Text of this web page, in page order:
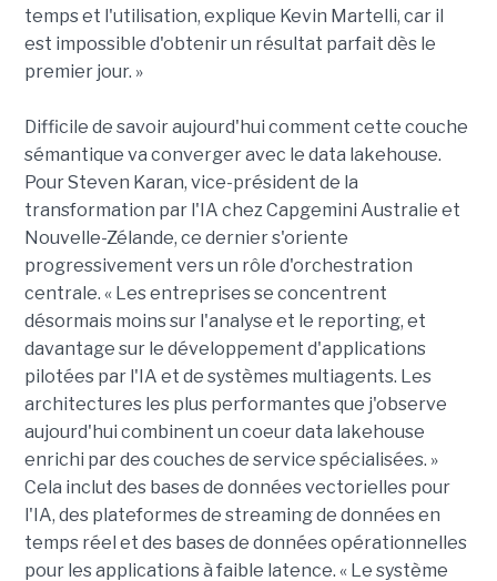
temps et l'utilisation, explique Kevin Martelli, car il
est impossible d'obtenir un résultat parfait dès le
premier jour. »
Difficile de savoir aujourd'hui comment cette couche
sémantique va converger avec le data lakehouse.
Pour Steven Karan, vice-président de la
transformation par l'IA chez Capgemini Australie et
Nouvelle-Zélande, ce dernier s'oriente
progressivement vers un rôle d'orchestration
centrale. « Les entreprises se concentrent
désormais moins sur l'analyse et le reporting, et
davantage sur le développement d'applications
pilotées par l'IA et de systèmes multiagents. Les
architectures les plus performantes que j'observe
aujourd'hui combinent un coeur data lakehouse
enrichi par des couches de service spécialisées. »
Cela inclut des bases de données vectorielles pour
l'IA, des plateformes de streaming de données en
temps réel et des bases de données opérationnelles
pour les applications à faible latence. « Le système